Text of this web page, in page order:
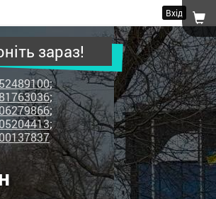
Вхід
зараз!
;
;
;
;